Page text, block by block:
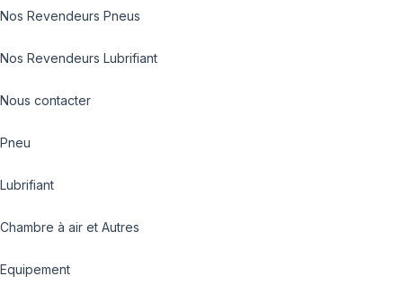
Nos Revendeurs Pneus
Nos Revendeurs Lubrifiant
Nous contacter
Pneu
Lubrifiant
Chambre à air et Autres
Equipement